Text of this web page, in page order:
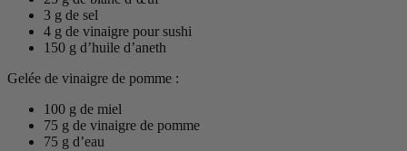
3 g de sel
4 g de vinaigre pour sushi
150 g d’huile d’aneth
Gelée de vinaigre de pomme :
100 g de miel
75 g de vinaigre de pomme
75 g d’eau